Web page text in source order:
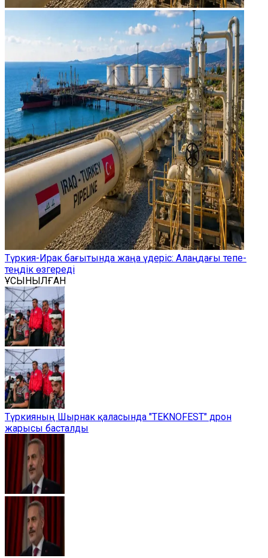
Түркия-Ирак бағытында жаңа үдеріс: Алаңдағы тепе-
теңдік өзгереді
ҰСЫНЫЛҒАН
Түркияның Шырнак қаласында "TEKNOFEST" дрон
жарысы басталды